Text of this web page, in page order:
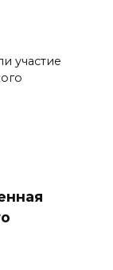
участие